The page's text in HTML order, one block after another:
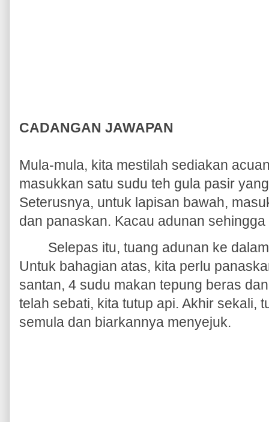
CADANGAN JAWAPAN
Mula-mula, kita mestilah sediakan
masukkan satu sudu teh gula pasir
Seterusnya, untuk lapisan bawah,
dan panaskan. Kacau adunan
Selepas itu, tuang adunan ke
Untuk bahagian atas, kita perlu
santan, 4 sudu makan tepung beras
telah sebati, kita tutup api. Akhir sekali,
semula dan biarkannya menyejuk.